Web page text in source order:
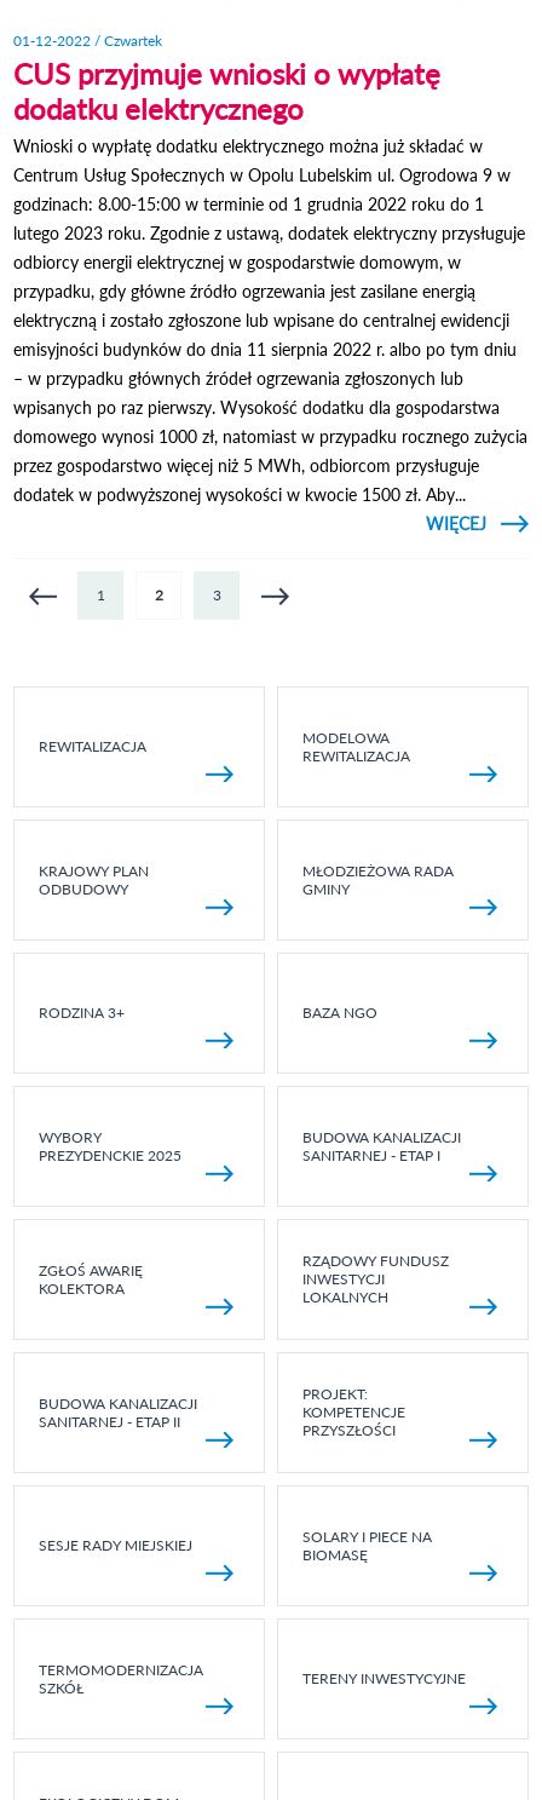
01-12-2022 / Czwartek
CUS przyjmuje wnioski o wypłatę
dodatku elektrycznego
Wnioski o wypłatę dodatku elektrycznego można już składać w
Centrum Usług Społecznych w Opolu Lubelskim ul. Ogrodowa 9 w
godzinach: 8.00-15:00 w terminie od 1 grudnia 2022 roku do 1
lutego 2023 roku. Zgodnie z ustawą, dodatek elektryczny przysługuje
odbiorcy energii elektrycznej w gospodarstwie domowym, w
przypadku, gdy główne źródło ogrzewania jest zasilane energią
elektryczną i zostało zgłoszone lub wpisane do centralnej ewidencji
emisyjności budynków do dnia 11 sierpnia 2022 r. albo po tym dniu
– w przypadku głównych źródeł ogrzewania zgłoszonych lub
wpisanych po raz pierwszy. Wysokość dodatku dla gospodarstwa
domowego wynosi 1000 zł, natomiast w przypadku rocznego zużycia
przez gospodarstwo więcej niż 5 MWh, odbiorcom przysługuje
dodatek w podwyższonej wysokości w kwocie 1500 zł. Aby...
CZYTAJ
WIĘCEJ
Strony 1 2 3
REWITALIZACJA
MODELOWA
REWITALIZACJA
KRAJOWY PLAN
ODBUDOWY
MŁODZIEŻOWA RADA
GMINY
RODZINA 3+ BAZA NGO
WYBORY
PREZYDENCKIE 2025
BUDOWA KANALIZACJI
SANITARNEJ - ETAP I
ZGŁOŚ AWARIĘ
KOLEKTORA
RZĄDOWY FUNDUSZ
INWESTYCJI
LOKALNYCH
BUDOWA KANALIZACJI
SANITARNEJ - ETAP II
PROJEKT:
KOMPETENCJE
PRZYSZŁOŚCI
SESJE RADY MIEJSKIEJ
SOLARY I PIECE NA
BIOMASĘ
TERMOMODERNIZACJA
SZKÓŁ
TERENY INWESTYCYJNE